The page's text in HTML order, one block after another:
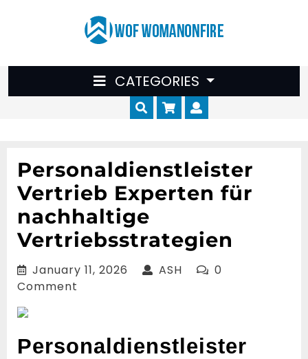
CATEGORIES
Cart
Personaldienstleister
Vertrieb Experten für
nachhaltige
Vertriebsstrategien
January 11, 2026 January
ASH ASH
0
Comment
Personaldienstleister